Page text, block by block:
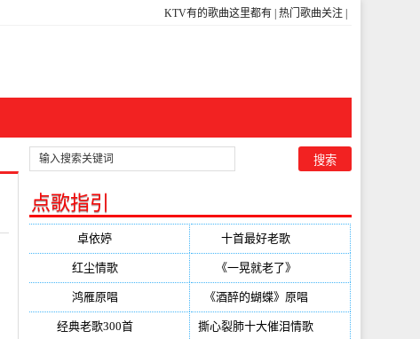
KTV有的歌曲这里都有 热门歌曲关注
点歌指引
卓依婷 十首最好老歌
红尘情歌(296) 《一晃就老了》
鸿雁原唱 《酒醉的蝴蝶》原唱
经典老歌300首(203) 撕心裂肺十大催泪情歌